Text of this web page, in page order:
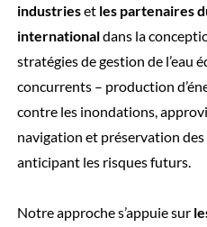
industrieset les partenaires
internationaldans la
stratégies de gestion de l’eau
concurrents – production
contre les inondations,
navigation et préservation
anticipant les risques futurs.
Notre approche s’appuie sur